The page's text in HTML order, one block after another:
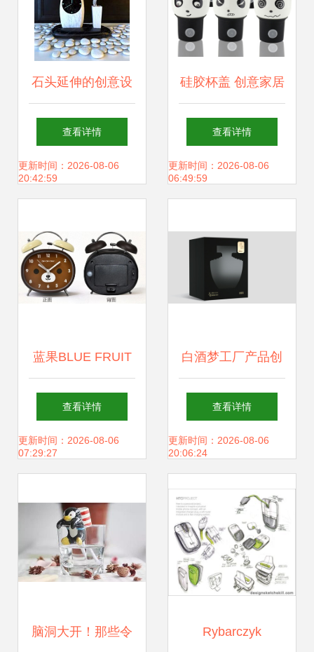
石头延伸的创意设
计 探索自然美学与
现代网站建设的完
查看详情
更新时间：2026-08-06
20:42:59
硅胶杯盖 创意家居
的时尚点缀与品牌
营销的巧妙媒介
查看详情
更新时间：2026-08-06
06:49:59
蓝果BLUE FRUIT
座钟 创意设计与诗
意时光的融合
查看详情
更新时间：2026-08-06
07:29:27
白酒梦工厂产品创
意设计 | 邛酒网站
设计
查看详情
更新时间：2026-08-06
20:06:24
脑洞大开！那些令 Rybarczyk